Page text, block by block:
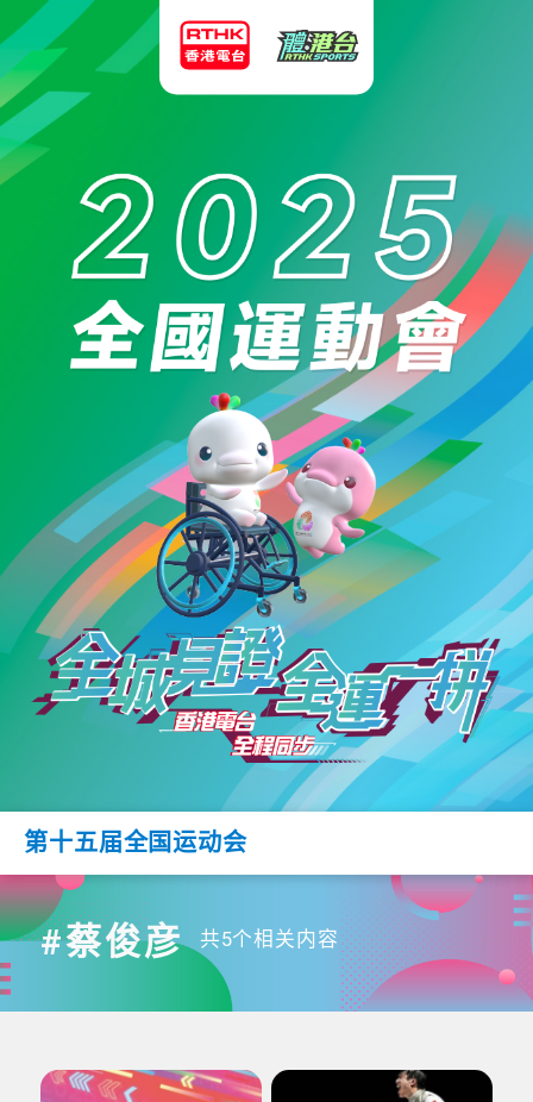
第十五届全国运动会
#蔡俊彦 共5个相关内容